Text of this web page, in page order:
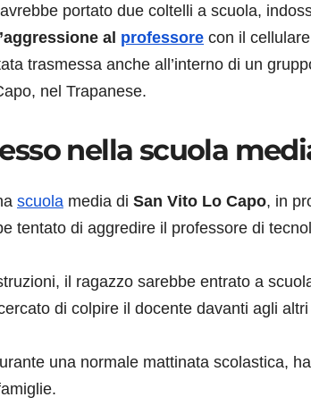
portato due coltelli a scuola,
al professore con il
trasmessa anche all’interno di un
nel Trapanese.
nella scuola
scuola media di San Vito Lo Capo, in
tentato di aggredire il professore di
il ragazzo sarebbe entrato a
di colpire il docente davanti agli
una normale mattinata scolastica,